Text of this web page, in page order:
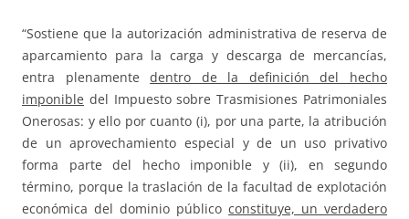
“Sostiene que la autorización administrativa de reserva de
aparcamiento para la carga y descarga de mercancías,
entra plenamentedentro de la definición del hecho
imponible del Impuesto sobre Trasmisiones Patrimoniales
Onerosas: y ello por cuanto (i), por una parte, la atribución
de un aprovechamiento especial y de un uso privativo
forma parte del hecho imponible y (ii), en segundo
término, porque la traslación de la facultad de explotación
económica del dominio público constituye, un verdadero